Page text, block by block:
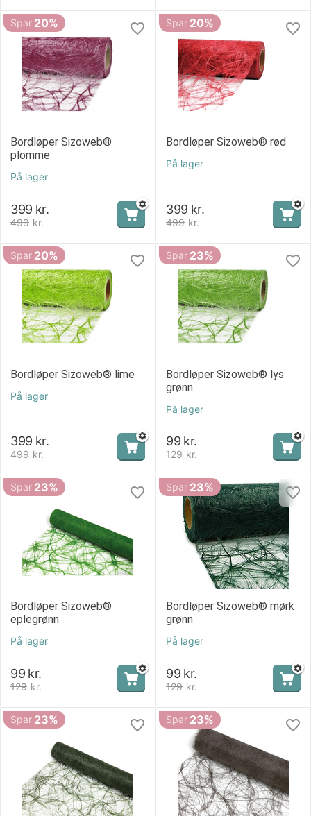
Spar 20%
Bordløper Sizoweb®
plomme
På lager
499 kr.
399 kr.
Spar 20%
Bordløper Sizoweb® rød
På lager
499 kr.
399 kr.
Spar 20%
Bordløper Sizoweb® lime
På lager
499 kr.
399 kr.
Spar 23%
Bordløper Sizoweb® lys
grønn
På lager
129 kr.
99 kr.
Spar 23%
Bordløper Sizoweb®
eplegrønn
På lager
129 kr.
99 kr.
Spar 23%
Bordløper Sizoweb® mørk
grønn
På lager
129 kr.
99 kr.
Spar 23% Spar 23%